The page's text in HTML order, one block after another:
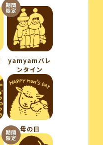
期間
限定
yamyamバレ
ンタイン
母の日
期間
限定